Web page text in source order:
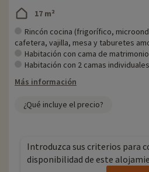
17 m²
Rincón cocina (frigorífico,
cafetera, vajilla, mesa y taburetes
Habitación con cama de matrimonio
Habitación con 2 camas individuales
Más información
¿Qué incluye el precio?
Introduzca sus criterios para
disponibilidad de este